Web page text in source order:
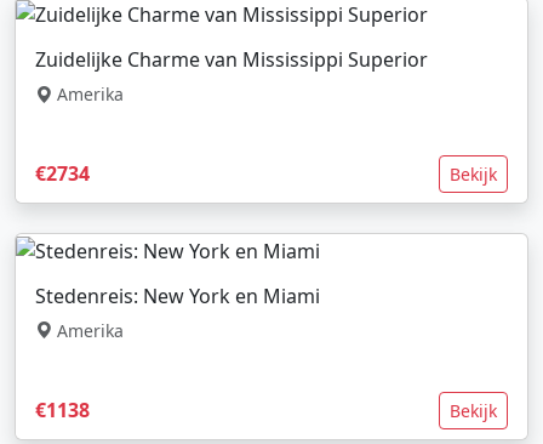
Zuidelijke Charme van Mississippi Superior
Amerika
€2734 Bekijk
Stedenreis: New York en Miami
Amerika
€1138 Bekijk